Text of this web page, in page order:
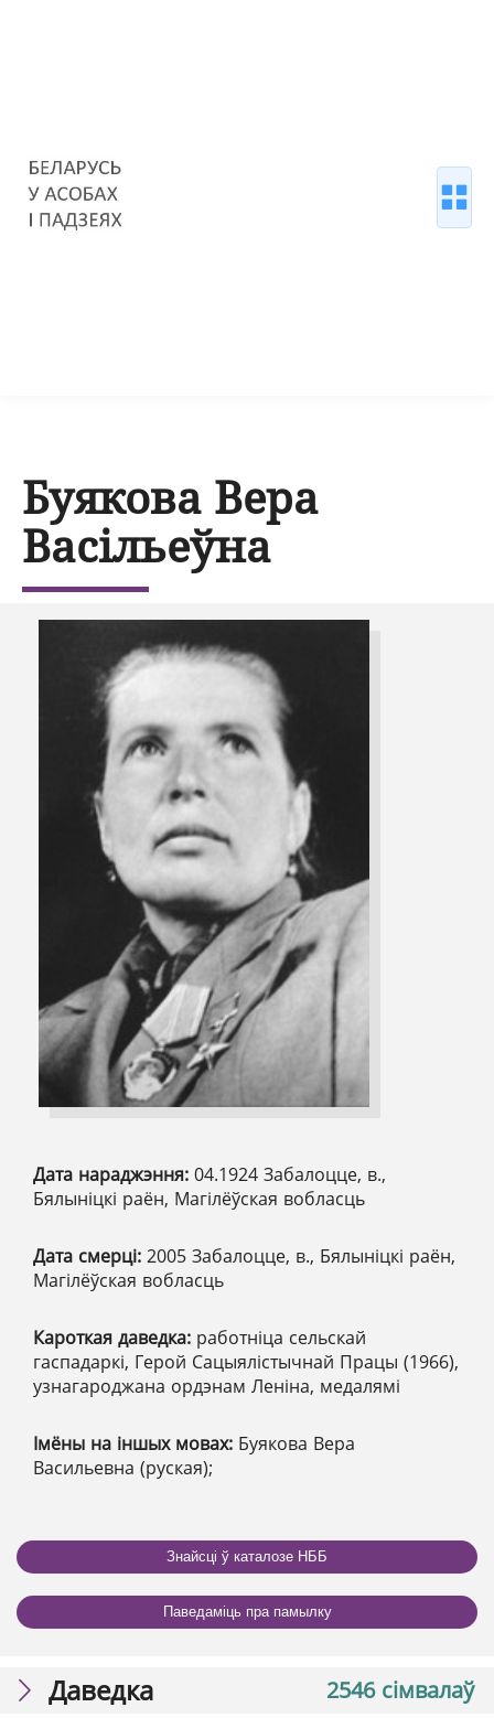
Буякова Вера
Васільеўна
Дата нараджэння: 04.1924 Забалоцце, в.,
Бялыніцкі раён, Магілёўская вобласць
Дата смерці: 2005 Забалоцце, в., Бялыніцкі раён,
Магілёўская вобласць
Кароткая даведка: работніца сельскай
гаспадаркі, Герой Сацыялістычнай Працы (1966),
узнагароджана ордэнам Леніна, медалямі
Імёны на іншых мовах: Буякова Вера
Васильевна (руская);
Знайсці ў каталозе НББ
Паведаміць пра памылку
2546 сімвалаў
Даведка